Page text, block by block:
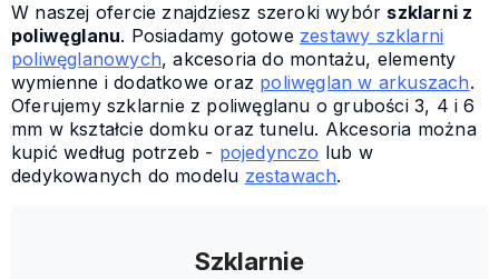
W naszej ofercie znajdziesz szeroki wybór szklarni z
poliwęglanu. Posiadamy gotowe zestawy szklarni
poliwęglanowych, akcesoria do montażu, elementy
wymienne i dodatkowe oraz poliwęglan w arkuszach.
Oferujemy szklarnie z poliwęglanu o grubości 3, 4 i 6
mm w kształcie domku oraz tunelu. Akcesoria można
kupić według potrzeb - pojedynczo lub w
dedykowanych do modelu zestawach.
Szklarnie